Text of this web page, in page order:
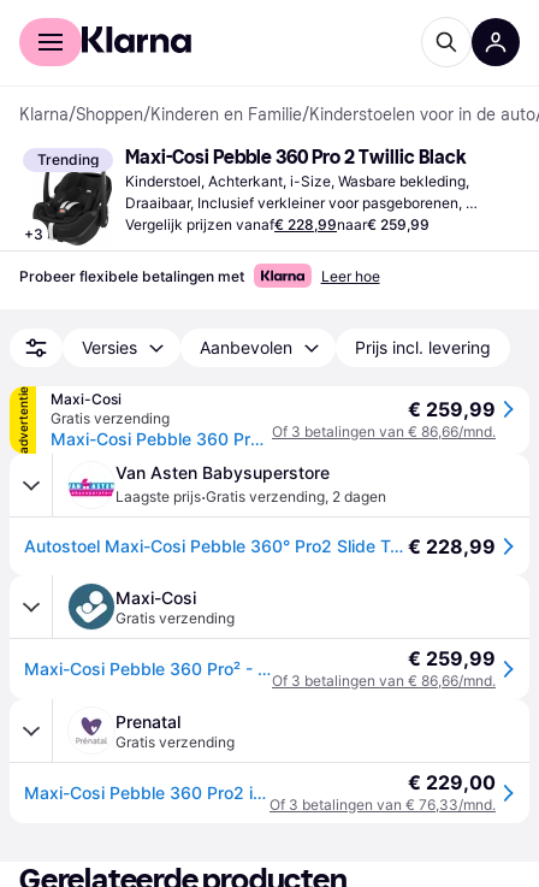
Voor shoppers
Klarna/Shoppen/Kinderen en Familie/Kinderstoelen voor in de auto
Trending
+3
Maxi-Cosi Pebble 360 Pro 2 Twillic Black
Kinderstoel, Achterkant, i-Size, Wasbare bekleding,
Draaibaar, Inclusief verkleiner voor pasgeborenen,
Handvat om te dragen, Verstelbare hoofdsteun
Vergelijk prijzen vanaf€ 228,99naar€ 259,99
Probeer flexibele betalingen met Leer hoe
Versies Aanbevolen Prijs incl. levering
advertentie
Maxi-Cosi
Gratis verzending
Maxi-Cosi Pebble 360 Pro² - Baby Autostoel - Twillic Black
€ 259,99
Of 3 betalingen van € 86,66/mnd.
Van Asten Babysuperstore
Laagste prijs·Gratis verzending, 2 dagen
Autostoel Maxi-Cosi Pebble 360° Pro2 Slide Tech Twillic Black € 228,99
Maxi-Cosi
Gratis verzending
Maxi-Cosi Pebble 360 Pro² - Baby Autostoel - Twillic Black € 259,99
Of 3 betalingen van € 86,66/mnd.
Prenatal
Gratis verzending
Maxi-Cosi Pebble 360 Pro2 i-Size - Twillic Black € 229,00
Of 3 betalingen van € 76,33/mnd.